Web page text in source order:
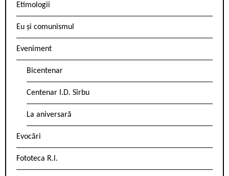
Etimologii
Eu și comunismul
Eveniment
Bicentenar
Centenar I.D. Sîrbu
La aniversară
Evocări
Fototeca R.l.